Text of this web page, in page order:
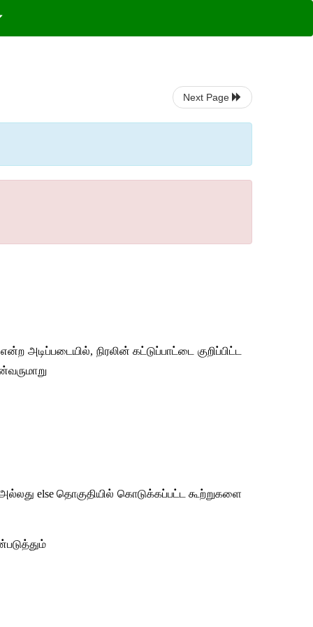
Next Page
அடிப்படையில், நிரலின் கட்டுப்பாட்டை குறிப்பிட்ட
else தொகுதியில் கொடுக்கப்பட்ட கூற்றுகளை